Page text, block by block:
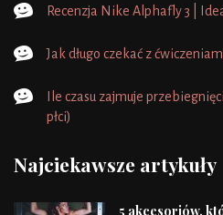
Recenzja Nike Alphafly 3 |
Jak długo czekać z
Ile czasu zajmuje
płci)
Najciekawsze artykuły
5 akcesoriów,